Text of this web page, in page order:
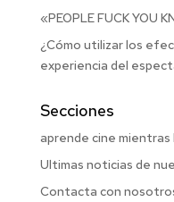
«PEOPLE FUCK YOU
¿Cómo utilizar los
experiencia del
Secciones
aprende cine
Ultimas noticias de
Contacta con